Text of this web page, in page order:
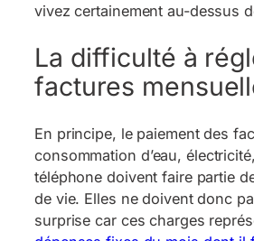
vivez certainement au-dessus
La difficulté à
factures
En principe, le paiement des
consommation d’eau,
téléphone doivent faire partie
de vie. Elles ne doivent donc
surprise car ces charges